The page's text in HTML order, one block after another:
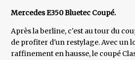
Mercedes E350 Bluetec Coupé.
Après la berline, c'est au tour du
de profiter d'un restylage. Avec un
raffinement en hausse, le coupé